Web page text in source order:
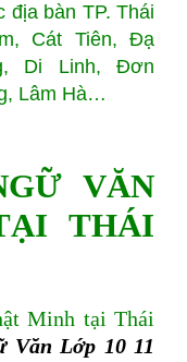
địa bàn TP. Thái
Cát Tiên, Đạ
Di Linh, Đơn
Lâm Hà…
VĂN
THÁI
tại Thái
Văn Lớp 10 11